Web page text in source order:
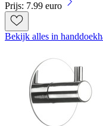
Prijs: 7.99 euro
Bekijk alles in